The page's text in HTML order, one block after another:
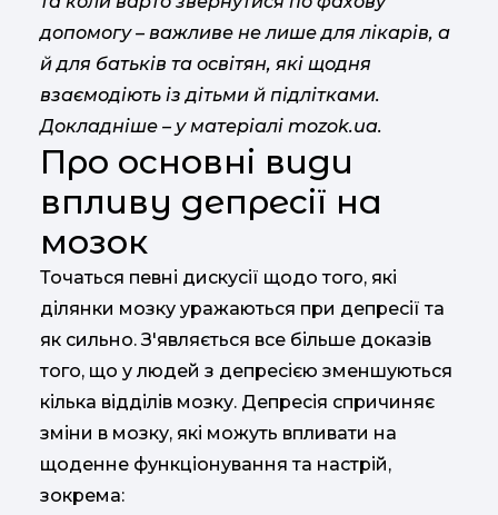
допомогу – важливе не лише для лікарів, а
й для батьків та освітян, які щодня
взаємодіють із дітьми й підлітками.
Докладніше – у матеріалі mozok.ua.
Про основні види
впливу депресії на
мозок
Точаться певні дискусії щодо того, які
ділянки мозку уражаються при депресії та
як сильно. З'являється все більше доказів
того, що у людей з депресією зменшуються
кілька відділів мозку. Депресія спричиняє
зміни в мозку, які можуть впливати на
щоденне функціонування та настрій,
зокрема: